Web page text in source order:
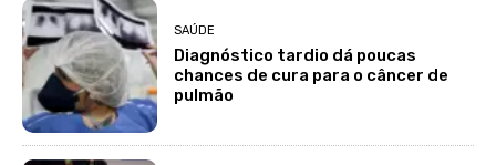
SAÚDE
Diagnóstico tardio dá poucas
chances de cura para o câncer de
pulmão